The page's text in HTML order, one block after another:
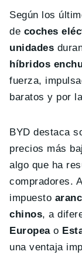
Según los
de coches
unidades
híbridos
fuerza,
baratos y por
BYD destaca
precios más
algo que ha
compradores.
impuesto
chinos, a
Europeao
una ventaja